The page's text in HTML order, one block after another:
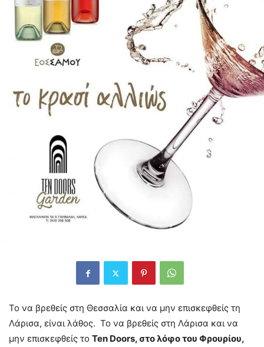
Το να βρεθείς στη Θεσσαλία και να μην επισκεφθείς τη
Λάρισα, είναι λάθος. Το να βρεθείς στη Λάρισα και να
μην επισκεφθείς το Ten Doors, στο λόφο του Φρουρίου,